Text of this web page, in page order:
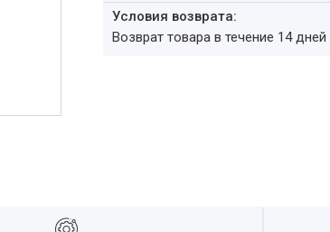
возврат товара в течение 14 дней